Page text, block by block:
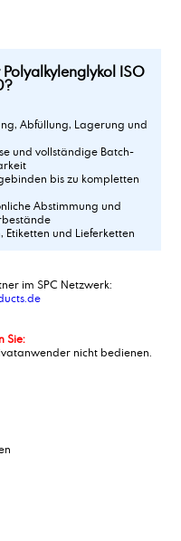
ISO
Abfüllung, Lagerung und
und vollständige Batch-
bis zu kompletten
Abstimmung und
Etiketten und Lieferketten
im SPC Netzwerk:
Sie:
nicht bedienen.